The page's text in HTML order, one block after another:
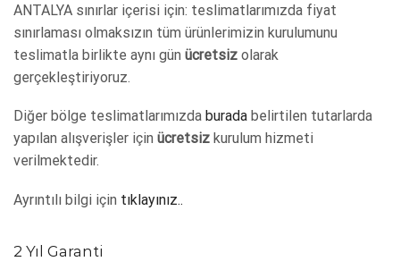
ANTALYA sınırlar içerisi için: teslimatlarımızda fiyat
sınırlaması olmaksızın tüm ürünlerimizin kurulumunu
teslimatla birlikte aynı gün ücretsiz olarak
gerçekleştiriyoruz.
Diğer bölge teslimatlarımızda burada belirtilen tutarlarda
yapılan alışverişler için ücretsiz kurulum hizmeti
verilmektedir.
Ayrıntılı bilgi için tıklayınız..
2 Yıl Garanti